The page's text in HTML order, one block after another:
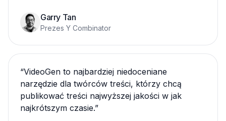
Garry Tan
Prezes Y Combinator
“VideoGen to najbardziej niedoceniane
narzędzie dla twórców treści, którzy chcą
publikować treści najwyższej jakości w jak
najkrótszym czasie.”